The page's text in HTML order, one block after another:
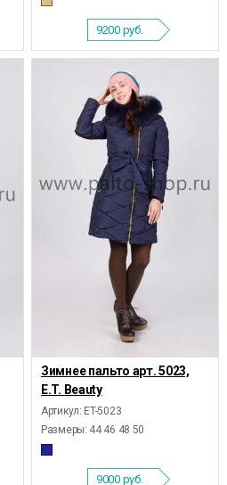
9200 руб.
Зимнее пальто арт. 5023,
E.T. Beauty
Артикул: ET-5023
Размеры: 44 46 48 50
9000 руб.